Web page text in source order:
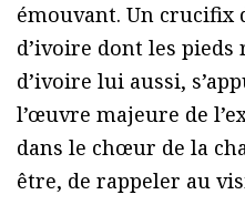
émouvant. Un crucifix
d’ivoire dont les
d’ivoire lui aussi,
l’œuvre majeure de
dans le chœur de la
être, de rappeler au